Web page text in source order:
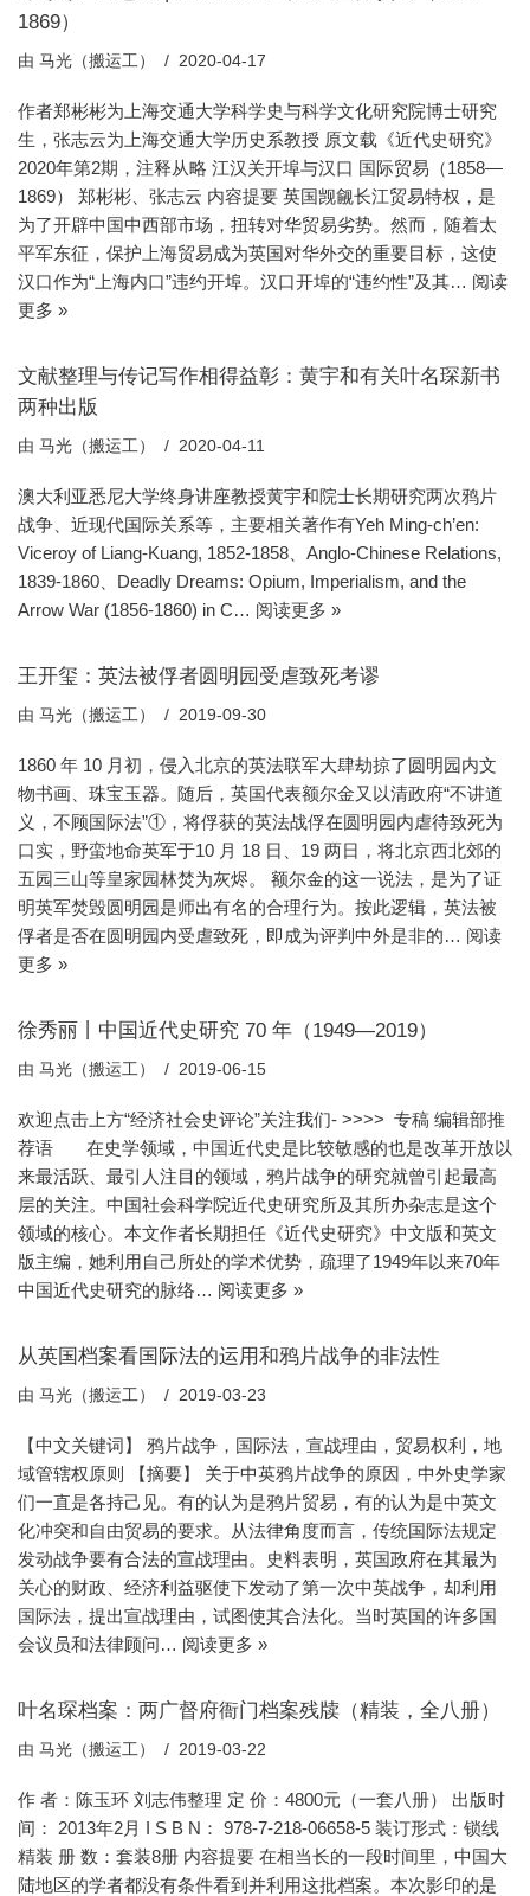
1869）
由 马光（搬运工） 2020-04-17
作者郑彬彬为上海交通大学科学史与科学文化研究院博士研究
生，张志云为上海交通大学历史系教授 原文载《近代史研究》
2020年第2期，注释从略 江汉关开埠与汉口 国际贸易（1858—
1869） 郑彬彬、张志云 内容提要 英国觊觎长江贸易特权，是
为了开辟中国中西部市场，扭转对华贸易劣势。然而，随着太
平军东征，保护上海贸易成为英国对华外交的重要目标，这使
汉口作为“上海内口”违约开埠。汉口开埠的“违约性”及其… 阅读
更多 »
文献整理与传记写作相得益彰：黄宇和有关叶名琛新书
两种出版
由 马光（搬运工） 2020-04-11
澳大利亚悉尼大学终身讲座教授黄宇和院士长期研究两次鸦片
战争、近现代国际关系等，主要相关著作有Yeh Ming-ch’en:
Viceroy of Liang-Kuang, 1852-1858、Anglo-Chinese Relations,
1839-1860、Deadly Dreams: Opium, Imperialism, and the
Arrow War (1856-1860) in C… 阅读更多 »
王开玺：英法被俘者圆明园受虐致死考谬
由 马光（搬运工） 2019-09-30
1860 年 10 月初，侵入北京的英法联军大肆劫掠了圆明园内文
物书画、珠宝玉器。随后，英国代表额尔金又以清政府“不讲道
义，不顾国际法”①，将俘获的英法战俘在圆明园内虐待致死为
口实，野蛮地命英军于10 月 18 日、19 两日，将北京西北郊的
五园三山等皇家园林焚为灰烬。 额尔金的这一说法，是为了证
明英军焚毁圆明园是师出有名的合理行为。按此逻辑，英法被
俘者是否在圆明园内受虐致死，即成为评判中外是非的… 阅读
更多 »
徐秀丽丨中国近代史研究 70 年（1949—2019）
由 马光（搬运工） 2019-06-15
欢迎点击上方“经济社会史评论”关注我们- >>>> 专稿 编辑部推
荐语 在史学领域，中国近代史是比较敏感的也是改革开放以
来最活跃、最引人注目的领域，鸦片战争的研究就曾引起最高
层的关注。中国社会科学院近代史研究所及其所办杂志是这个
领域的核心。本文作者长期担任《近代史研究》中文版和英文
版主编，她利用自己所处的学术优势，疏理了1949年以来70年
中国近代史研究的脉络… 阅读更多 »
从英国档案看国际法的运用和鸦片战争的非法性
由 马光（搬运工） 2019-03-23
【中文关键词】 鸦片战争，国际法，宣战理由，贸易权利，地
域管辖权原则 【摘要】 关于中英鸦片战争的原因，中外史学家
们一直是各持己见。有的认为是鸦片贸易，有的认为是中英文
化冲突和自由贸易的要求。从法律角度而言，传统国际法规定
发动战争要有合法的宣战理由。史料表明，英国政府在其最为
关心的财政、经济利益驱使下发动了第一次中英战争，却利用
国际法，提出宣战理由，试图使其合法化。当时英国的许多国
会议员和法律顾问… 阅读更多 »
叶名琛档案：两广督府衙门档案残牍（精装，全八册）
由 马光（搬运工） 2019-03-22
作 者：陈玉环 刘志伟整理 定 价：4800元（一套八册） 出版时
间： 2013年2月 I S B N： 978-7-218-06658-5 装订形式：锁线
精装 册 数：套装8册 内容提要 在相当长的一段时间里，中国大
陆地区的学者都没有条件看到并利用这批档案。本次影印的是